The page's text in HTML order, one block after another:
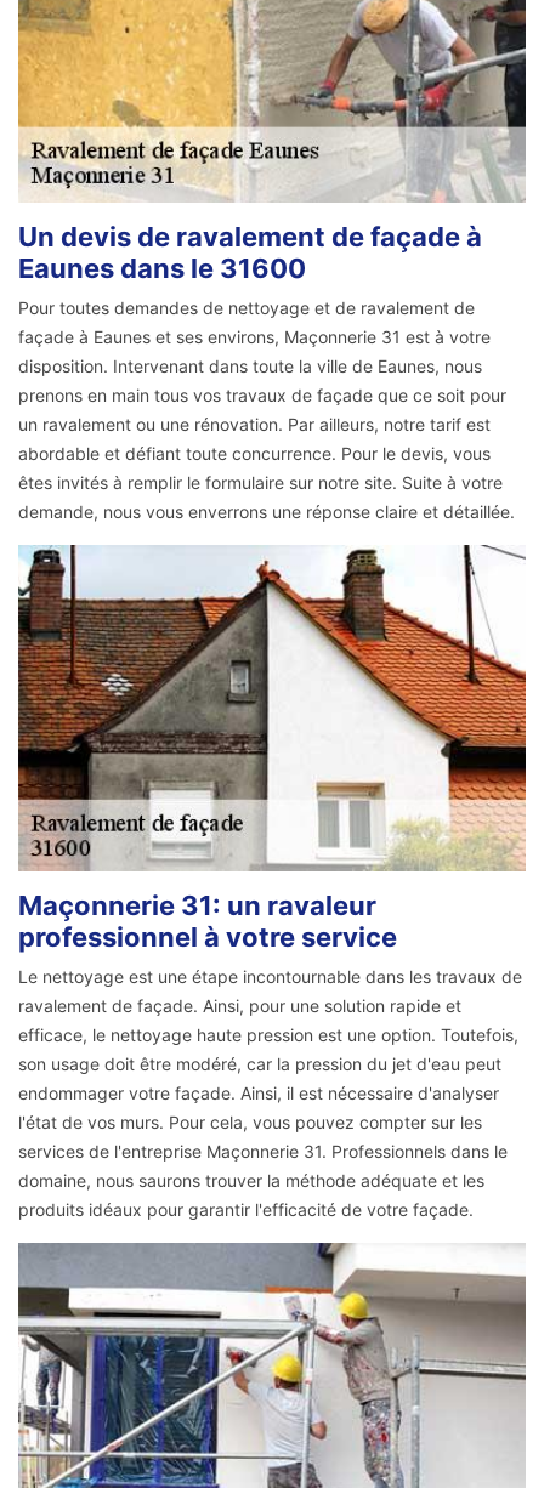
Un devis de ravalement de façade à
Eaunes dans le 31600
Pour toutes demandes de nettoyage et de ravalement de
façade à Eaunes et ses environs, Maçonnerie 31 est à votre
disposition. Intervenant dans toute la ville de Eaunes, nous
prenons en main tous vos travaux de façade que ce soit pour
un ravalement ou une rénovation. Par ailleurs, notre tarif est
abordable et défiant toute concurrence. Pour le devis, vous
êtes invités à remplir le formulaire sur notre site. Suite à votre
demande, nous vous enverrons une réponse claire et détaillée.
Maçonnerie 31: un ravaleur
professionnel à votre service
Le nettoyage est une étape incontournable dans les travaux de
ravalement de façade. Ainsi, pour une solution rapide et
efficace, le nettoyage haute pression est une option. Toutefois,
son usage doit être modéré, car la pression du jet d'eau peut
endommager votre façade. Ainsi, il est nécessaire d'analyser
l'état de vos murs. Pour cela, vous pouvez compter sur les
services de l'entreprise Maçonnerie 31. Professionnels dans le
domaine, nous saurons trouver la méthode adéquate et les
produits idéaux pour garantir l'efficacité de votre façade.